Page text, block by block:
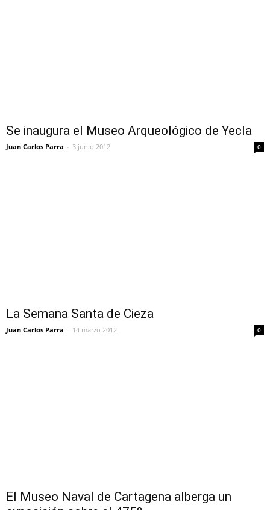
Se inaugura el Museo Arqueológico de Yecla
Juan Carlos Parra - 3 junio 2012 0
La Semana Santa de Cieza
Juan Carlos Parra - 14 marzo 2012 0
El Museo Naval de Cartagena alberga un